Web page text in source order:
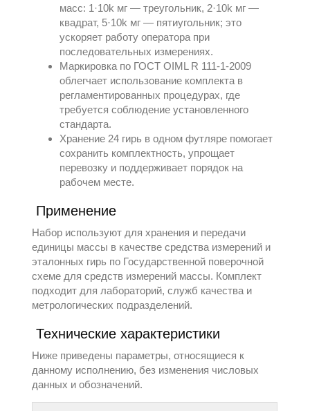
масс: 1·10k мг — треугольник, 2·10k мг —
квадрат, 5·10k мг — пятиугольник; это
ускоряет работу оператора при
последовательных измерениях.
Маркировка по ГОСТ OIML R 111-1-2009
облегчает использование комплекта в
регламентированных процедурах, где
требуется соблюдение установленного
стандарта.
Хранение 24 гирь в одном футляре помогает
сохранить комплектность, упрощает
перевозку и поддерживает порядок на
рабочем месте.
Применение
Набор используют для хранения и передачи
единицы массы в качестве средства измерений и
эталонных гирь по Государственной поверочной
схеме для средств измерений массы. Комплект
подходит для лабораторий, служб качества и
метрологических подразделений.
Технические характеристики
Ниже приведены параметры, относящиеся к
данному исполнению, без изменения числовых
данных и обозначений.